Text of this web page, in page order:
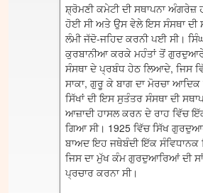
ਸ਼੍ਰੋਮਣੀ ਕਮੇਟੀ ਦੀ ਸਥਾਪਨਾ
ਹੋਈ ਸੀ ਅਤੇ ਉਸ ਵੇਲੇ ਇਸ ਸੰਸਥਾ ਦੀ
ਲੰਮੀ ਜੱਦੋ-ਜਹਿਦ ਕਰਨੀ ਪਈ ਸੀ।
ਕੁਰਬਾਨੀਆ ਕਰਕੇ ਮਹੰਤਾਂ ਤੋਂ
ਸੰਸਥਾ ਦੇ ਪ੍ਰਬੰਧ ਹੇਠ ਲਿਆਦੇ, ਜਿਸ
ਸਾਕਾ, ਗੁਰੂ ਕੇ ਬਾਗ ਦਾ ਮੋਰਚਾ
ਸਿੱਖਾਂ ਦੀ ਇਸ ਸੁਤੰਤਰ ਸੰਸਥਾ ਦੀ
ਆਜ਼ਾਦੀ ਹਾਸਲ ਕਰਨ ਦੇ ਰਾਹ ਵਿੱਚ
ਗਿਆ ਸੀ। 1925 ਵਿੱਚ ਸਿੱਖ
ਬਾਅਦ ਇਹ ਜਥੇਬੰਦੀ ਇੱਕ ਸੰਵਿਧਾਨਕ
ਜਿਸ ਦਾ ਮੁੱਖ ਕੰਮ ਗੁਰਦੁਆਰਿਆਂ ਦੀ
ਪ੍ਰਚਾਰ ਕਰਨਾ ਸੀ।